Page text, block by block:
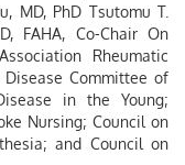
MD, PhD Tsutomu T.
FAHA, Co-Chair On
Rheumatic
Disease Committee of
in the Young;
Nursing; Council on
and Council on